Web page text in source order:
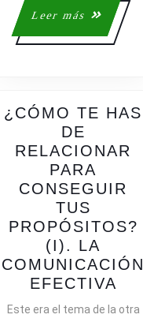
Leer más
Leer
más
¿CÓMO TE HAS
DE
RELACIONAR
PARA
CONSEGUIR
TUS
PROPÓSITOS?
(I). LA
COMUNICACIÓN
EFECTIVA
TE
Este era el tema de la otra